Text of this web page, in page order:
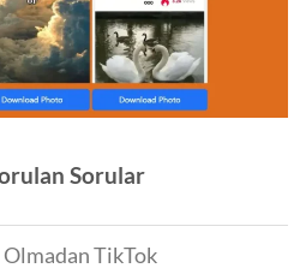
Sorular
TikTok